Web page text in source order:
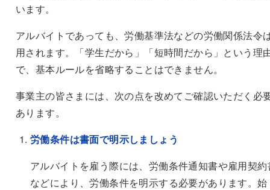
います。
アルバイトであっても、労働基準法などの労働関係法令
用されます。「学生だから」「短時間だから」という理
で、基本ルールを省略することはできません。
事業主の皆さまには、次の点を改めてご確認いただく必
あります。
労働条件は書面で明示しましょう
アルバイトを雇う際には、労働条件通知書や雇用契約
などにより、労働条件を明示する必要があります。始